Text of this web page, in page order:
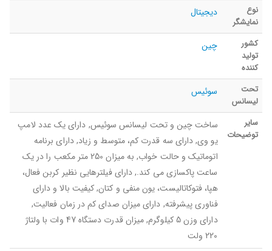
نوع
نمایشگر
دیجیتال
کشور
تولید
کننده
چین
تحت
لیسانس
سوئیس
سایر
توضیحات
ساخت چین و تحت لیسانس سوئیس, دارای یک عدد لامپ
یو وی, دارای سه قدرت کم، متوسط و زیاد, دارای برنامه
اتوماتیک و حالت خواب, به میزان 250 متر مکعب را در یک
ساعت پاکسازی می کند., دارای فیلترهایی نظیر کربن فعال،
هپا، فتوکاتالیست، یون منفی و کتان, کیفیت بالا و دارای
فناوری پیشرفته, دارای میزان صدای کم در زمان فعالیت,
دارای وزن 5 کیلوگرم, میزان قدرت دستگاه 47 وات با ولتاژ
220 ولت